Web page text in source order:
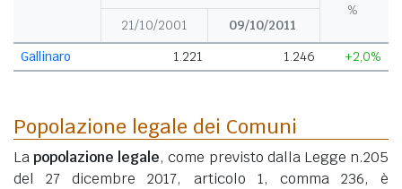
%
21/10/2001
09/10/2011
Gallinaro
1.221 1.246 +2,0%
Popolazione legale dei Comuni
Lapopolazione legale, come previsto dalla Legge n.205
del 27 dicembre 2017, articolo 1, comma 236, è